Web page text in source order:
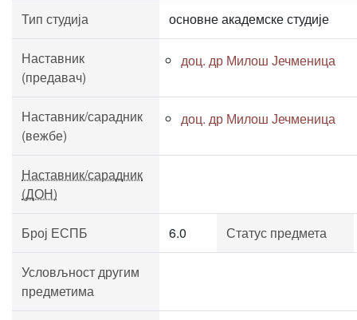
Тип студија основне академске студије
Наставник
(предавач)
доц. др Милош Јечменица
Наставник/сарадник
(вежбе)
доц. др Милош Јечменица
Наставник/сарадник
(ДОН)
Број ЕСПБ 6.0 Статус предмета
Условљност другим
предметима